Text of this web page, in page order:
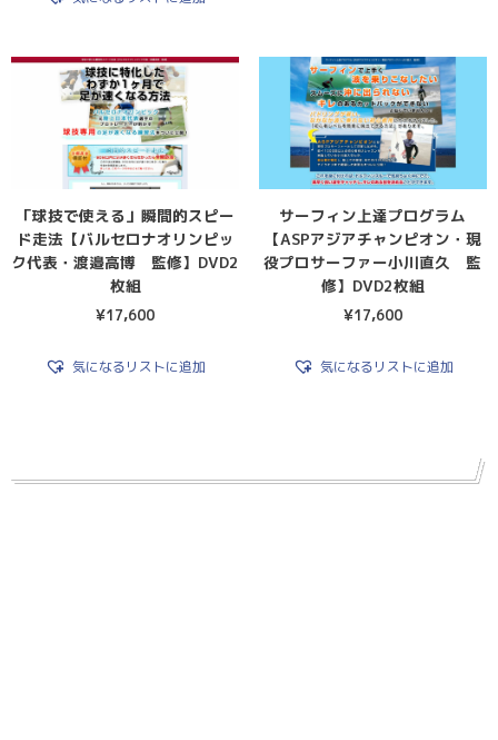
「球技で使える」瞬間的スピー
ド走法【バルセロナオリンピッ
ク代表・渡邉高博 監修】DVD2
枚組
¥17,600
気になるリストに追加
サーフィン上達プログラム
【ASPアジアチャンピオン・現
役プロサーファー小川直久 監
修】DVD2枚組
¥17,600
気になるリストに追加